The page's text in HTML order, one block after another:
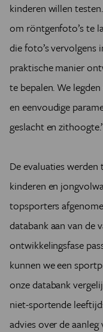
kinderen willen
om röntgenfoto’s te
die foto’s vervolgens
praktische manier
te bepalen. We
en eenvoudige
geslacht en zithoogte.’
De evaluaties
kinderen en
topsporters
databank aan van de
ontwikkelingsfase
kunnen we een
onze databank
niet-sportende
advies over de